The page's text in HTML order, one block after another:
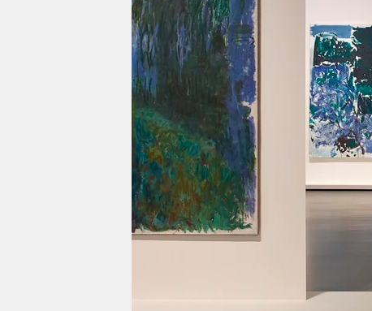
nord
wahrheit
verlag
verlag
veranstaltungen
shop
fragen & hilfe